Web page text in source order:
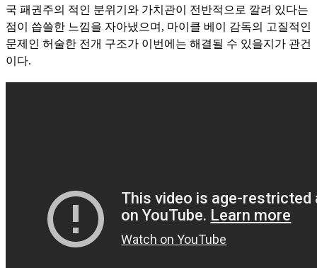
국 패권주의 적인 분위기와 가치관이 전반적으로 깔려 있다는
점이 씁쓸한 느낌을 자아냈으며, 마이클 베이 감독의 고질적인
문제인 허술한 전개 구조가 이번에는 해결될 수 있을지가 관건
이다.